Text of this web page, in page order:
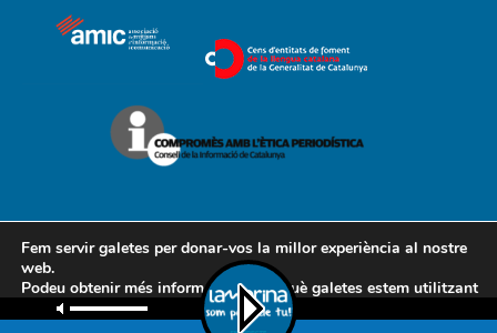
Contacte Avís legal Política de cookies
Política de privacitat
AMCL
Fem servir galetes per donar-vos la millor experiència al nostre
web.
Podeu obtenir més informació sobre què galetes estem utilitzant
o desactivar-les a la
configuració.